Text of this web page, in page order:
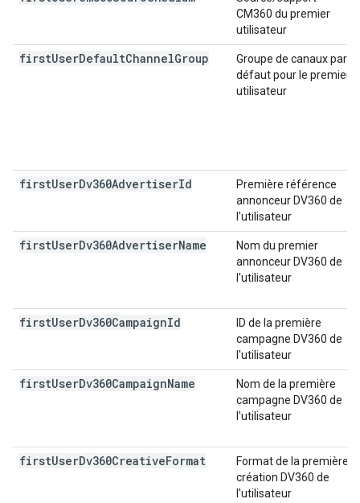
CM360 du premier
utilisateur
firstUserDefaultChannelGroup
Groupe de canaux par
défaut pour le premier
utilisateur
firstUserDv360AdvertiserId
Première référence
annonceur DV360 de
l'utilisateur
firstUserDv360AdvertiserName
Nom du premier
annonceur DV360 de
l'utilisateur
firstUserDv360CampaignId
ID de la première
campagne DV360 de
l'utilisateur
firstUserDv360CampaignName
Nom de la première
campagne DV360 de
l'utilisateur
firstUserDv360CreativeFormat
Format de la première
création DV360 de
l'utilisateur